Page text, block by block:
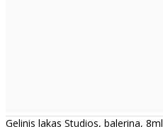
Gelinis lakas Studios, balerina, 8ml